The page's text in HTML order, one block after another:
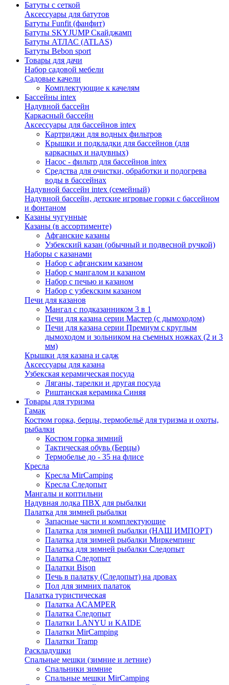
Батуты с сеткой
Аксессуары для батутов
Батуты Funfit (фанфит)
Батуты SKYJUMP Скайджамп
Батуты АТЛАС (ATLAS)
Батуты Вebon sport
Товары для дачи
Набор садовой мебели
Садовые качели
Комплектующие к качелям
Бассейны intex
Надувной бассейн
Каркасный бассейн
Аксессуары для бассейнов intex
Картриджи для водных фильтров
Крышки и подкладки для бассейнов (для
каркасных и надувных)
Насос - фильтр для бассейнов intex
Средства для очистки, обработки и подогрева
воды в бассейнах
Надувной бассейн intex (семейный)
Надувной бассейн, детские игровые горки с бассейном
и фонтаном
Казаны чугунные
Казаны (в ассортименте)
Афганские казаны
Узбекский казан (обычный и подвесной ручкой)
Наборы с казанами
Набор с афганским казаном
Набор с мангалом и казаном
Набор с печью и казаном
Набор с узбекским казаном
Печи для казанов
Мангал с подказанником 3 в 1
Печи для казана серии Мастер (с дымоходом)
Печи для казана серии Премиум с круглым
дымоходом и зольником на съемных ножках (2 и 3
мм)
Крышки для казана и садж
Аксессуары для казана
Узбекская керамическая посуда
Ляганы, тарелки и другая посуда
Риштанская керамика Синяя
Товары для туризма
Гамак
Костюм горка, берцы, термобельё для туризма и охоты,
рыбалки
Костюм горка зимний
Тактическая обувь (Берцы)
Термобелье до - 35 на флисе
Кресла
Кресла MirCamping
Кресла Следопыт
Мангалы и коптильни
Надувная лодка ПВХ для рыбалки
Палатка для зимней рыбалки
Запасные части и комплектующие
Палатка для зимней рыбалки (НАШ ИМПОРТ)
Палатка для зимней рыбалки Миркемпинг
Палатка для зимней рыбалки Следопыт
Палатка Следопыт
Палатки Bison
Печь в палатку (Следопыт) на дровах
Пол для зимних палаток
Палатка туристическая
Палатка ACAMPER
Палатка Следопыт
Палатки LANYU и KAIDE
Палатки MirCamping
Палатки Tramp
Раскладушки
Спальные мешки (зимние и летние)
Спальники зимние
Спальные мешки MirCamping